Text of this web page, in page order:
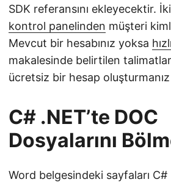
SDK referansını ekleyecektir.
kontrol panelinden müşteri
Mevcut bir hesabınız yoksa
makalesinde belirtilen
ücretsiz bir hesap
C# .NET’te DOC
Dosyalarını
Word belgesindeki sayfaları